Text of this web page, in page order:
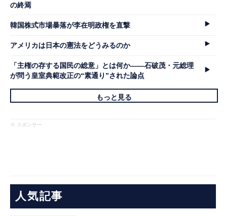
の終焉
韓国株式市場暴落が李在明政権を直撃
アメリカは日本の憲法をどうみるのか
「主権の存する国民の総意」とは何か――石破茂・元総理
が問う皇室典範改正の“素通り”された論点
もっと見る
※ スポンサー
人気記事